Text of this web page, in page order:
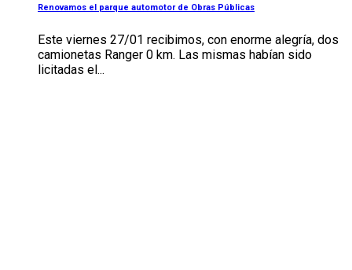
Renovamos el parque automotor de Obras Públicas
Este viernes 27/01 recibimos, con enorme alegría, dos
camionetas Ranger 0 km. Las mismas habían sido
licitadas el...